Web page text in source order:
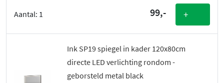
Aantal: 1 99,- +
Ink SP19 spiegel in kader 120x80cm
directe LED verlichting rondom -
geborsteld metal black